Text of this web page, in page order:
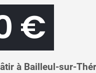
€
à Bailleul-sur-